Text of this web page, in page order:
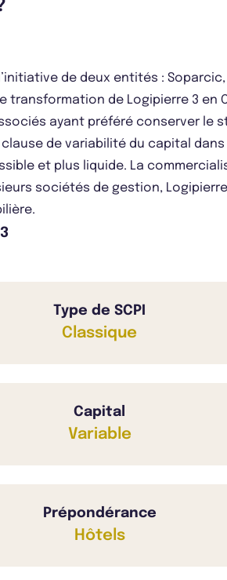
de deux entités :
transformation de Logipierre 3 en
ayant préféré conserver le
de variabilité du capital
et plus liquide. La
sociétés de gestion,
Type de SCPI
Classique
Capital
Variable
Prépondérance
Hôtels